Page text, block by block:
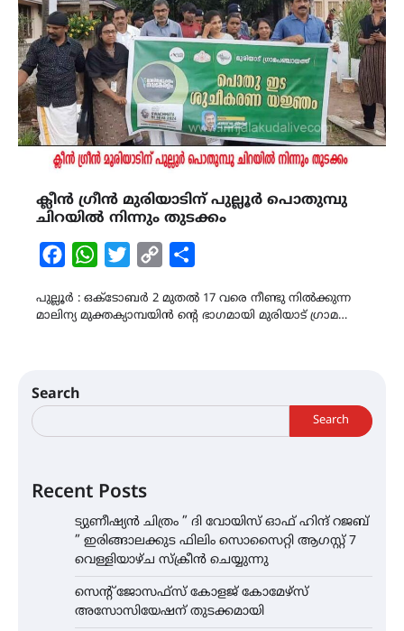
ക്ലീൻ ഗ്രീൻ മുരിയാടിന് പുല്ലൂർ പൊതുമ്പു
ചിറയിൽ നിന്നും തുടക്കം
FacebookWhatsAppTwitterCopy
പുല്ലൂർ : ഒക്ടോബർ 2 മുതൽ 17 വരെ നീണ്ടു നിൽക്കുന്ന
മാലിന്യ മുക്തക്യാമ്പയിൻ ന്റെ ഭാഗമായി മുരിയാട് ഗ്രാമ…
Search
Search
Recent Posts
ട്യുണീഷ്യൻ ചിത്രം ” ദി വോയിസ് ഓഫ് ഹിന്ദ് റജബ്
” ഇരിങ്ങാലക്കുട ഫിലിം സൊസൈറ്റി ആഗസ്റ്റ് 7
വെള്ളിയാഴ്ച സ്‌ക്രീൻ ചെയ്യുന്നു
സെന്റ് ജോസഫ്സ് കോളജ് കോമേഴ്‌സ്
അസോസിയേഷന് തുടക്കമായി